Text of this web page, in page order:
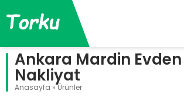
Ankara Mardin Evden
Nakliyat
Anasayfa » Ürünler